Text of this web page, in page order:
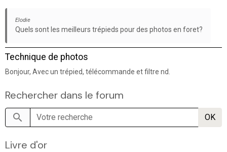
Elodie
Quels sont les meilleurs trépieds pour des photos en foret?
Technique de photos
Bonjour, Avec un trépied, télécommande et filtre nd.
Rechercher dans le forum
OK
Livre d'or